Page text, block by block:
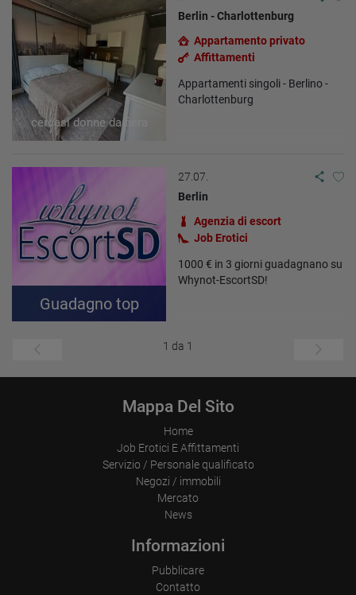
cercasi donne da fiera
Berlin - Charlottenburg
Appartamento privato
Affittamenti
Appartamenti singoli - Berlino -
Charlottenburg
Guadagno top
27.07.
Berlin
Agenzia di escort
Job Erotici
1000 € in 3 giorni guadagnano su
Whynot-EscortSD!
1 da 1
Mappa Del Sito
Home
Job Erotici E Affittamenti
Servizio / Personale qualificato
Negozi / immobili
Mercato
News
Informazioni
Pubblicare
Contatto